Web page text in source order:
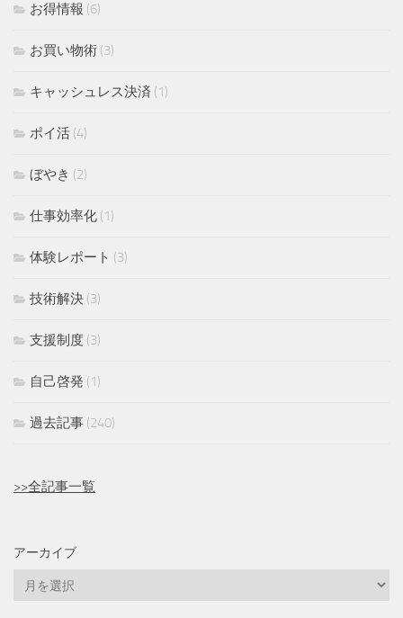
お得情報 (6)
お買い物術 (3)
キャッシュレス決済 (1)
ポイ活 (4)
ぼやき (2)
仕事効率化 (1)
体験レポート (3)
技術解決 (3)
支援制度 (3)
自己啓発 (1)
過去記事 (240)
>>全記事一覧
アーカイブ